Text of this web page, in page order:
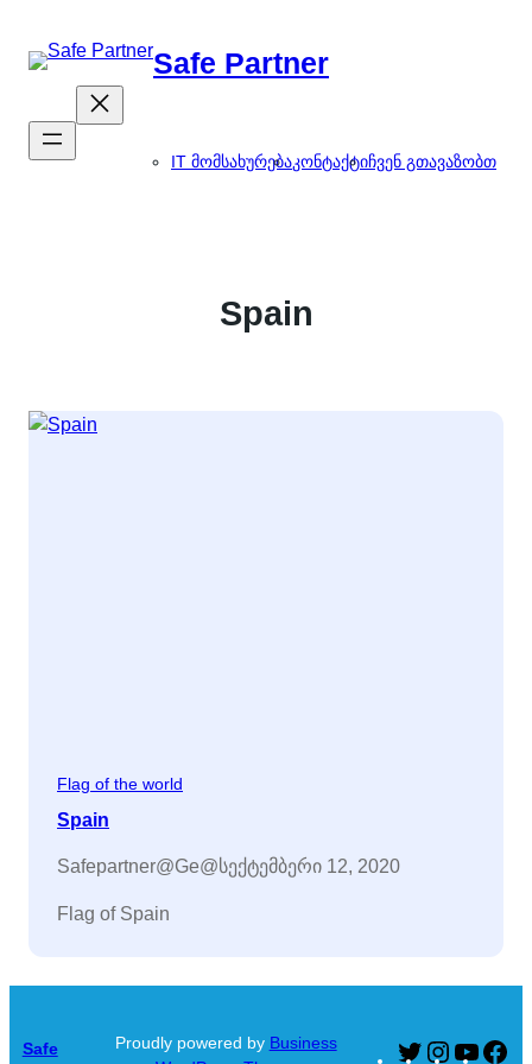
გადასვლა
Safe Partner
IT მომსახურებაკონტაქტიჩვენ გთავაზობთ
Spain
Flag of the world
Spain
Safepartner@ge@სექტემბერი 12, 2020
Flag of Spain
Safe
Proudly powered by Business
TwitterInstagram